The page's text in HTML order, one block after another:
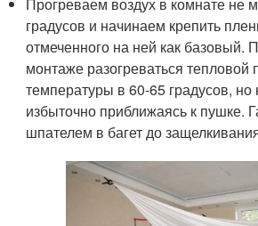
градусов и начинаем крепить
отмеченного на ней как базовый.
монтаже разогреваться тепловой
температуры в 60-65 градусов, но
избыточно приближаясь к пушке.
шпателем в багет до